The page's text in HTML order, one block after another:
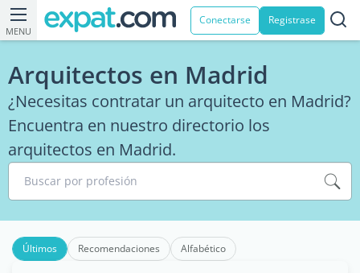
MENU
Conectarse Registrase
Arquitectos en Madrid
¿Necesitas contratar un arquitecto en Madrid?
Encuentra en nuestro directorio los
arquitectos en Madrid.
Buscar por profesión
Últimos Recomendaciones Alfabético